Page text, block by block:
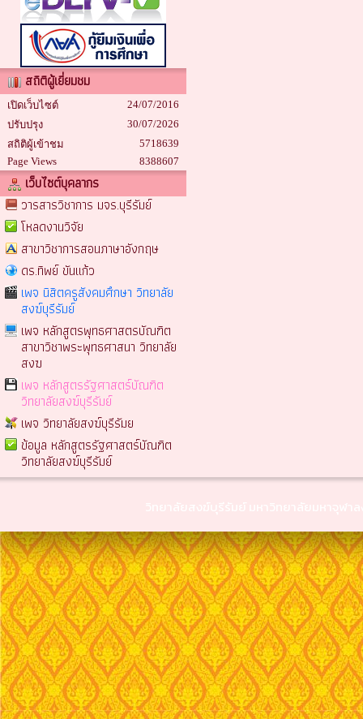
สถิติผู้เยี่ยมชม
เปิดเว็บไซต์
24/07/2016
ปรับปรุง
30/07/2026
สถิติผู้เข้าชม
5718639
Page Views
8388607
เว็บไซต์บุคลากร
วารสารวิชาการ มจร.บุรีรัมย์
โหลดงานวิจัย
สาขาวิชาการสอนภาษาอังกฤษ
ดร.ทิพย์ ขันแก้ว
เพจ นิสิตครูสังคมศึกษา วิทยาลัย
สงฆ์บุรีรัมย์
เพจ หลักสูตรพุทธศาสตรบัณฑิต
สาขาวิชาพระพุทธศาสนา วิทยาลัย
สงฆ
เพจ หลักสูตรรัฐศาสตร์บัณฑิต
วิทยาลัยสงฆ์บุรีรัมย์
เพจ วิทยาลัยสงฆ์บุรีรัมย
ข้อมูล หลักสูตรรัฐศาสตร์บัณฑิต
วิทยาลัยสงฆ์บุรีรัมย์